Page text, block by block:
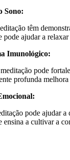
Sono:
têm
pode ajudar a
Imunológico:
pode
profunda
pode ajudar
ensina a cultivar a